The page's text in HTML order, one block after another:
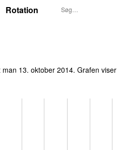
Rotation
man 13. oktober 2014. Grafen viser